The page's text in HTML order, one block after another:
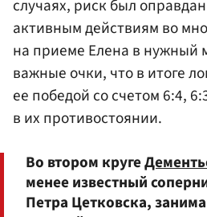
случаях, риск был
активным действиям во
на приеме Елена в нужный
важные очки, что в итоге
ее победой со счетом 6:4,
в их противостоянии.
Во втором круге
менее известный
Петра Цетковска,